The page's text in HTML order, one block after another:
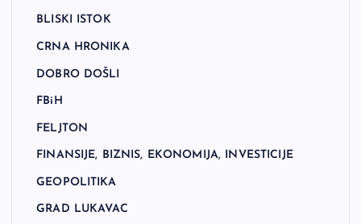
BLISKI ISTOK
CRNA HRONIKA
DOBRO DOŠLI
FBiH
FELJTON
FINANSIJE, BIZNIS, EKONOMIJA, INVESTICIJE
GEOPOLITIKA
GRAD LUKAVAC